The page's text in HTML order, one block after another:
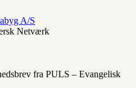
A/S
Netværk
fra PULS – Evangelisk